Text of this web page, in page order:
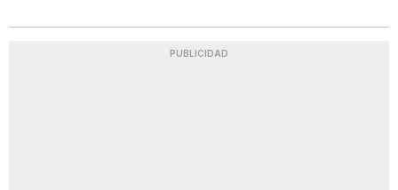
PUBLICIDAD